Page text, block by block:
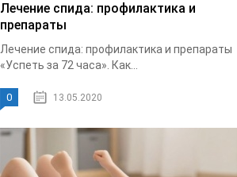
Лечение спида: профилактика и
препараты
Лечение спида: профилактика и препараты
«Успеть за 72 часа». Как...
0 13.05.2020